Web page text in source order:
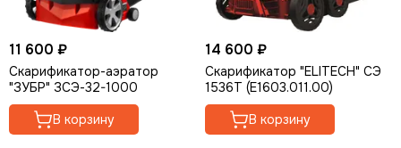
11 600 ₽
Скарификатор-аэратор
"ЗУБР" ЗСЭ-32-1000
В корзину
14 600 ₽
Скарификатор "ELITECH" СЭ
1536Т (E1603.011.00)
В корзину